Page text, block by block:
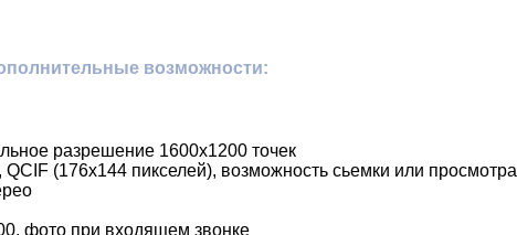
возможности:
разрешение 1600х1200 точек
(176x144 пикселей), возможность сьемки или просмотра
фото при входящем звонке